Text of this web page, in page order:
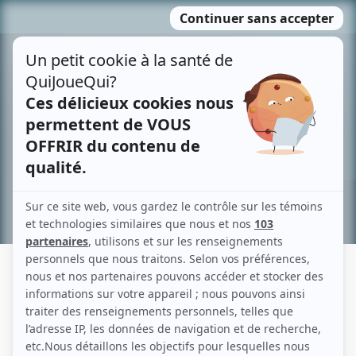
MENU
contenu
Recherche avancée »
CATHERINE LEPRINCE
Liens
Fiche de Catherine Leprince sur Showbizz.net